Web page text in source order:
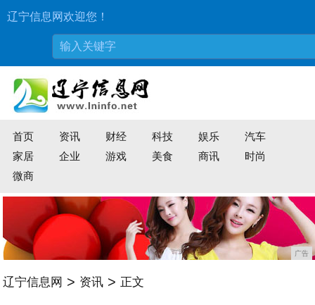
辽宁信息网欢迎您！
首页 资讯 财经 科技 娱乐
汽车
家居
企业 游戏 美食 商讯
时尚
微商
广告
辽宁信息网 > 资讯 > 正文